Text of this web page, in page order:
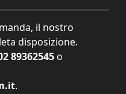
il nostro
disposizione.
89362545 o
.